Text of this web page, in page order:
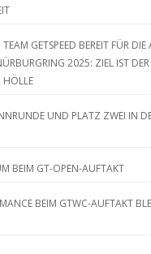
GETSPEED BEREIT FÜR DIE
2025: ZIEL IST DER
HÖLLE
UND PLATZ ZWEI IN
BEIM GT-OPEN-AUFTAKT
BEIM GTWC-AUFTAKT